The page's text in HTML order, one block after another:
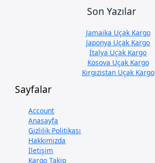
Son Yazılar
Jamaika Uçak Kargo
Japonya Uçak Kargo
İtalya Uçak Kargo
Kosova Uçak Kargo
Kırgızistan Uçak Kargo
Sayfalar
Account
Anasayfa
Gizlilik Politikası
Hakkımızda
İletişim
Kargo Takip